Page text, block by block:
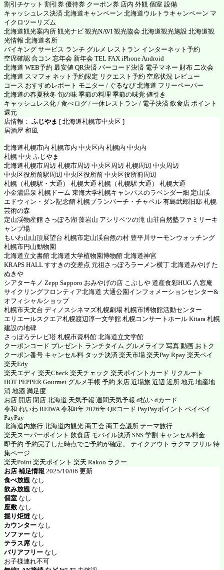
割引チケット 割引券 優待券 クーポン券 店内 外観 個室 設備
キャッシュレス決済 北海道キャンペーン 北海道ウルトラキャンペーン マ
イクロツーリズム
北海道観光案内所 観光ナビ 観光NAVI 観光協会 北海道観光施設 北海道観
光情報 北海道名所
バイキング サービス ランチ グルメ レストラン インターネット予約
空席確認 合コン 忘年会 新年会 TEL FAX iPhone Android
北海道 WEB予約 最安値 QR決済 バーコード決済 電子マネー 財布 二次会
北海道 スマフォ ネット予約限定 リクエスト予約 空席状況 レビュー
コース おすすめレポート モニター / ぐるなび 北海道 フリーペーパー
北海道の春夏秋冬 旬の味 季節の料理 季節の味覚 値引き
キャッシュレス化 / 食べログ / 一休レストラン / 電子決済 飲食店 ポイント
還元
店情報： ふじやま [ 北海道札幌市中央区 ]
居酒屋 和風
北海道札幌市内 札幌市内 中央区内 札幌内 中央内
札幌 中央 ふじやま
北海道札幌市周辺 札幌市周辺 中央区周辺 札幌周辺 中央周辺
中央区役所前駅周辺 中央区役所前 中央区役所前周辺
札幌（札幌駅・大通） 札幌大通 札幌（札幌駅 大通） 札幌大通
小金湯温泉 札幌ドーム 東海大学札幌キャンパスのラベンダー畑 定山渓
エドウィン・ダン記念館 札幌ブランバーチ・チャペル 有島武郎旧邸 札幌
芸術の森
定山渓物産館 さっぽろ湖 藻岩山 アシリベツの滝 山荘自然塾ファミリーキ
ャンプ場
もいわ山山頂展望台 札幌市定山渓自然の村 豊平川サーモンウォッチング
札幌市円山動物園
北海道立文書館 北海道大学植物園博物館 北海道神宮
KRAPS HALL すすきの交差点 元祖さっぽろラーメン横丁 北海道みやげ た
ぬきや
シアターキノ Zepp Sapporo おみやげの店 こぶしや 道産食彩HUG 八窓庵
サイクリングフロンティア北海道 大通公園インフォメーションセンター&
オフィシャルショップ
札幌市天文台 ディノスシネマズ札幌劇場 札幌市博物館活動センター
エリエールスクエア札幌渡辺淳一文学館 札幌コンサートホール Kitara 札幌
建設の地碑
さっぽろテレビ塔 札幌市資料館 北海道立文学館
クーポンコード プレゼント ランチタイム グルメライフ 写真 動画 おトク
クーポン番号 キャンセル料 タッチ決済 楽天市場 楽天Pay Rpay 楽天ペイ
楽天Edy
楽天エディ 楽天Check 楽天チェック 楽天ポイントカード リクルート
HOT PEPPER Gourmet グルメ手帳 予約 来店 近場旅 近辺 近所 地元 地産地
消 地酒 満足度
お店 開店 閉店 北海道 天気予報 週間天気予報 d払い dカード
令和 れいわ REIWA 令和8年 2026年 QRコード PayPayポイント ペイペイ
PayPay
北海道内旅行 北海道内観光 商工会 商工会議所 テーマ旅行
楽天スーパーポイント 飲食店 モバイル決済 SNS 学割 キャンセル料金
即予約 予約完了した時点でご予約が確定。 テイクアウト ラクマ フリル 特
集ページ
楽天Point 楽天ポイント 楽天 Rakoo ラクー
お店 補足情報 2025/10/06 更新
食べ放題 なし
飲み放題 なし
個室 なし
座敷 なし
掘り炬燵 なし
カウンター なし
ソファー なし
テラス席 なし
バリアフリー なし
お子様連れ不可